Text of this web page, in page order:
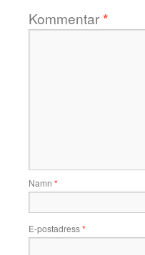
Kommentar*
Namn *
E-postadress*